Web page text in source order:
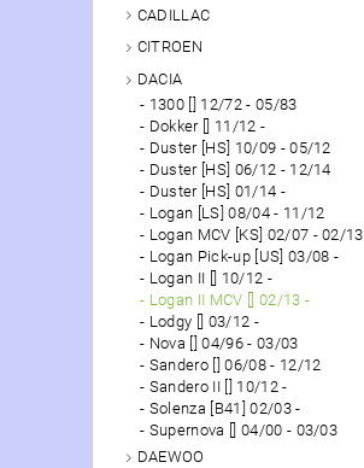
CADILLAC
CITROEN
DACIA
1300 [] 12/72 - 05/83
Dokker [] 11/12 -
Duster [HS] 10/09 - 05/12
Duster [HS] 06/12 - 12/14
Duster [HS] 01/14 -
Logan [LS] 08/04 - 11/12
Logan MCV [KS] 02/07 - 02/13
Logan Pick-up [US] 03/08 -
Logan II [] 10/12 -
Logan II MCV [] 02/13 -
Lodgy [] 03/12 -
Nova [] 04/96 - 03/03
Sandero [] 06/08 - 12/12
Sandero II [] 10/12 -
Solenza [B41] 02/03 -
Supernova [] 04/00 - 03/03
DAEWOO